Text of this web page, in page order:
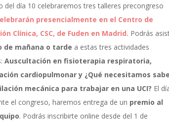
del día 10 celebraremos tres talleres precongreso
presencialmente en el Centro de
Clínica, CSC, de Fuden en Madrid. Podrás
de mañana o tarde a estas tres actividades
Auscultación en fisioterapia respiratoria,
cardiopulmonar y ¿Qué necesitamos
mecánica para trabajar en una UCI? El
el congreso, haremos entrega de un premio al
. Podrás inscribirte online desde del 1 de